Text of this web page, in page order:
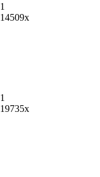
1
14509x
1
19735x